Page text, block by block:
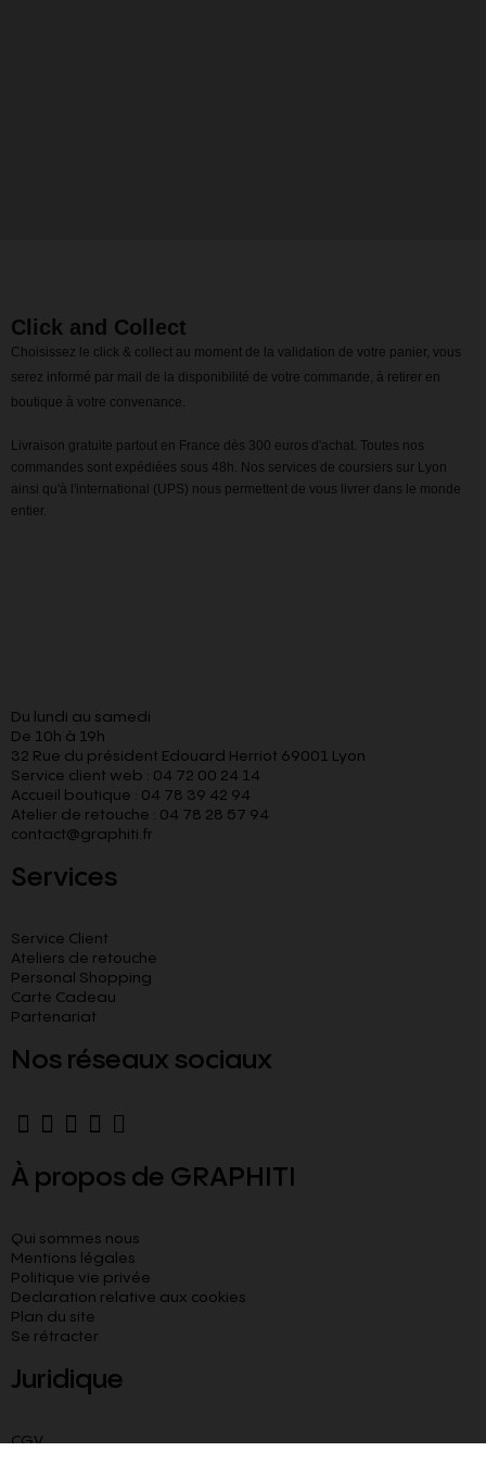
Click and Collect
Choisissez le click & collect au moment de la validation de votre panier, vous
serez informé par mail de la disponibilité de votre commande, à retirer en
boutique à votre convenance.
Livraison gratuite partout en France dès 300 euros d'achat. Toutes nos
commandes sont expédiées sous 48h. Nos services de coursiers sur Lyon
ainsi qu'à l'international (UPS) nous permettent de vous livrer dans le monde
entier.
Du lundi au samedi
De 10h à 19h
32 Rue du président Edouard Herriot 69001 Lyon
Service client web : 04 72 00 24 14
Accueil boutique : 04 78 39 42 94
Atelier de retouche : 04 78 28 57 94
contact@graphiti.fr
Services
Service Client
Ateliers de retouche
Personal Shopping
Carte Cadeau
Partenariat
Nos réseaux sociaux
À propos de GRAPHITI
Qui sommes nous
Mentions légales
Politique vie privée
Declaration relative aux cookies​
Plan du site
Se rétracter
Juridique
CGV